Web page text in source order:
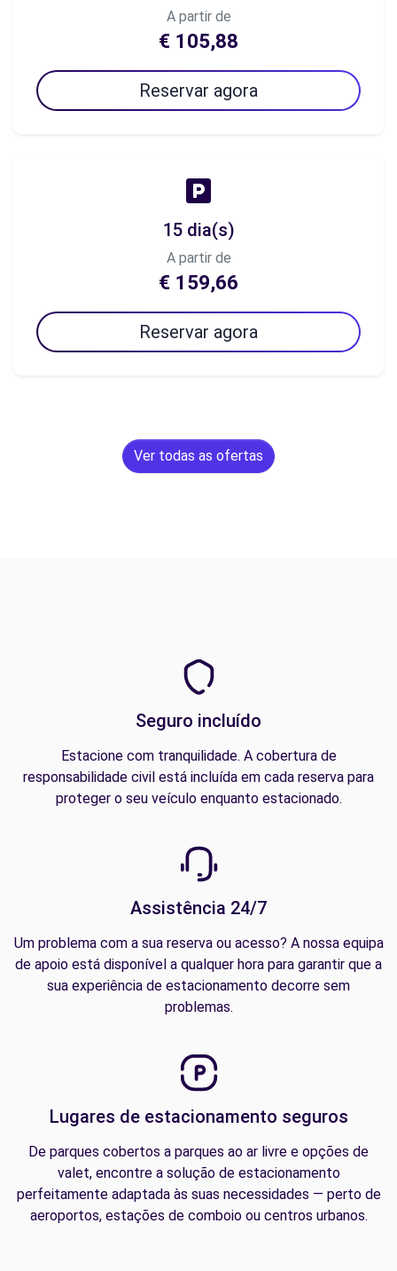
A partir de
€ 105,88
Reservar agora
15 dia(s)
A partir de
€ 159,66
Reservar agora
Ver todas as ofertas
Seguro incluído
Estacione com tranquilidade. A cobertura de
responsabilidade civil está incluída em cada reserva para
proteger o seu veículo enquanto estacionado.
Assistência 24/7
Um problema com a sua reserva ou acesso? A nossa equipa
de apoio está disponível a qualquer hora para garantir que a
sua experiência de estacionamento decorre sem
problemas.
Lugares de estacionamento seguros
De parques cobertos a parques ao ar livre e opções de
valet, encontre a solução de estacionamento
perfeitamente adaptada às suas necessidades — perto de
aeroportos, estações de comboio ou centros urbanos.